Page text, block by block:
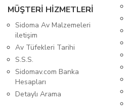
MÜŞTERİ HİZMETLERİ
Sidoma Av Malzemeleri
iletişim
Av Tüfekleri Tarihi
S.S.S.
Sidomav.com Banka
Hesapları
Detaylı Arama